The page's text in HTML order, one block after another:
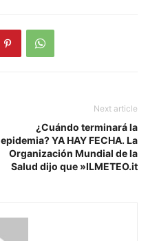
Next article
¿Cuándo terminará la
epidemia? YA HAY FECHA. La
Organización Mundial de la
Salud dijo que »ILMETEO.it